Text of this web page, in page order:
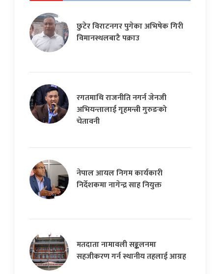
छुटेर विराटनगर पुगेका अभिषेक गिरी
विमानस्थलबाटै पक्राउ
रगतमाथि राजनीति नगर्न जेनजी
अभियन्तालाई गृहमन्त्री गुरुङको
चेतावनी
नेपाल आयल निगम कार्यकारी
निर्देशकमा नागेन्द्र साह नियुक्त
मतदाता नामावली सङ्कलनमा
सहजीकरण गर्न स्थानीय तहलाई आग्रह